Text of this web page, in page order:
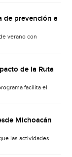
de prevención a
verano con
de la Ruta
facilita el
Michoacán
las actividades